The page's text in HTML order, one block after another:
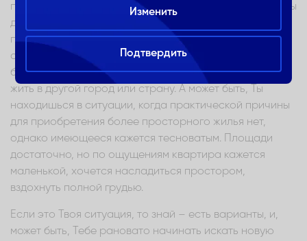
приобретение нового жилья – шаг, который обычно мы
делаем всего пару раз за жизнь. Иногда к этому нас
подталкивают обстоятельства, например, когда в
семействе ожидается прибавление, и срочно нужна
большая жилая площадь, или когда мы перебираемся
жить в другой город или страну. А может быть, Ты
находишься в ситуации, когда практической причины
для приобретения более просторного жилья нет,
однако имеющееся кажется тесноватым. Площади
достаточно, но по ощущениям квартира кажется
маленькой, хочется насладиться простором,
вздохнуть полной грудью.
Если это Твоя ситуация, то знай – есть варианты, и,
может быть, Тебе рановато начинать искать новую
Изменить
Подтвердить